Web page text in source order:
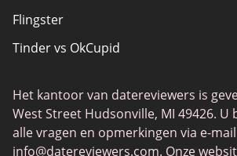
Lokale singles online
Trans daten
Dating-apps
Flingster
Tinder vs OkCupid
Chat Avenue
Zoosk vs Match
Het kantoor van datereviewers is
West Street Hudsonville, MI 49426. U
alle vragen en opmerkingen via e-
info@datereviewers.com. Onze